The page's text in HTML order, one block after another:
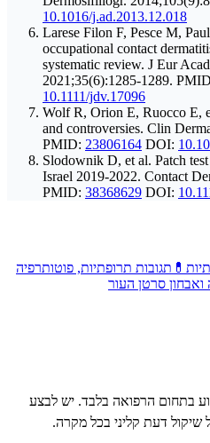
10.1016/j.ad.2013.12.018
Larese Filon F, Pesce M,
occupational contact
systematic review. J Eur
2021;35(6):1285-1289.
10.1111/jdv.17096
Wolf R, Orion E, Ruocco E,
and controversies. Clin
PMID: 23806164 DOI:
Slodownik D, et al. Patch
Israel 2019-2022. Contact
PMID: 38368629 DOI:
💊 תגובות תרופתיות, פוטותרפיה
ואבחון סרטן העור
בתחום הרפואה בלבד. יש לבצע
שיקול דעת קליני בכל מקרה.